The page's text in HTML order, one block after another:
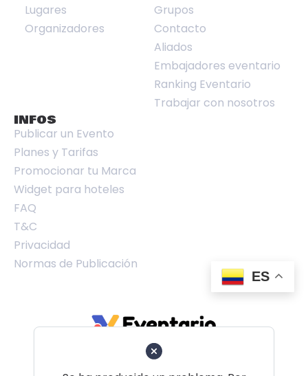
ES
Lugares
Organizadores
Grupos
Contacto
Aliados
Embajadores eventario
Ranking Eventario
Trabajar con nosotros
INFOS
Publicar un Evento
Planes y Tarifas
Promocionar tu Marca
Widget para hoteles
FAQ
T&C
Privacidad
Normas de Publicación